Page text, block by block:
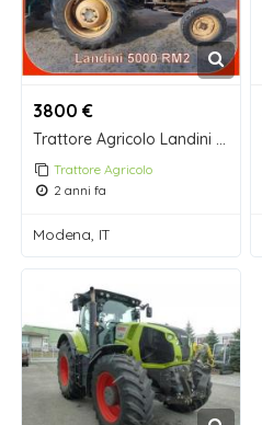
3800 €
Trattore Agricolo Landini 5000 RM2 Arco di Protezione Omologato
Trattore Agricolo
2 anni fa
Modena, IT